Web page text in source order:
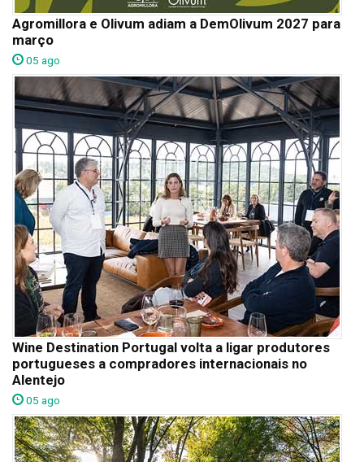
Agromillora e Olivum adiam a DemOlivum 2027 para
março
05 ago
Wine Destination Portugal volta a ligar produtores
portugueses a compradores internacionais no
Alentejo
05 ago